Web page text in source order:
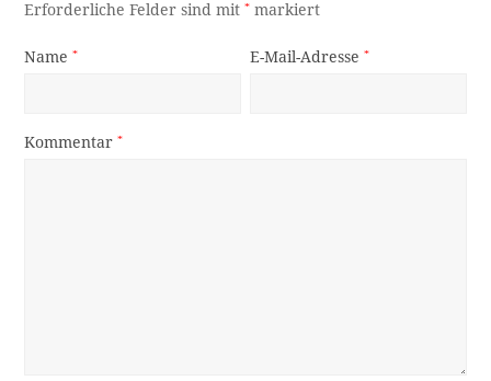
Erforderliche Felder sind mit* markiert
Name* E-Mail-Adresse*
Kommentar*